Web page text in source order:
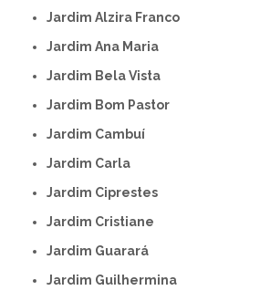
Jardim Alzira Franco
Jardim Ana Maria
Jardim Bela Vista
Jardim Bom Pastor
Jardim Cambuí
Jardim Carla
Jardim Ciprestes
Jardim Cristiane
Jardim Guarará
Jardim Guilhermina